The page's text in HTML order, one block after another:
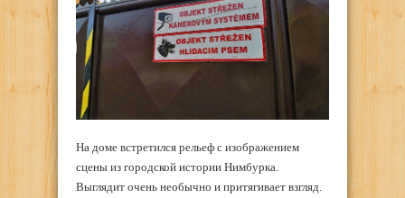
На доме встретился рельеф с изображением
сцены из городской истории Нимбурка.
Выглядит очень необычно и притягивает взгляд.